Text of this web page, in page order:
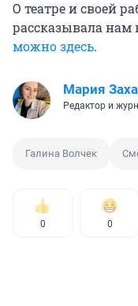
О театре и своей
рассказывала нам
можно здесь.
Мария
Редактор и
Галина Волчек
0 0